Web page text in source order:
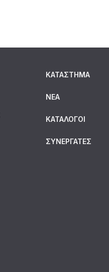
ΚΑΤΆΣΤΗΜΑ
ΝΈΑ
ΚΑΤΆΛΟΓΟΙ
ΣΥΝΕΡΓΆΤΕΣ